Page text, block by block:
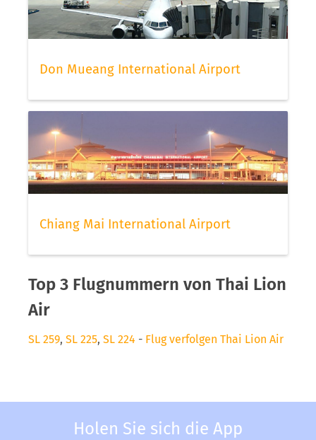
Don Mueang International Airport
Chiang Mai International Airport
Top 3 Flugnummern von Thai Lion
Air
SL 259, SL 225, SL 224 - Flug verfolgen Thai Lion Air
Holen Sie sich die App